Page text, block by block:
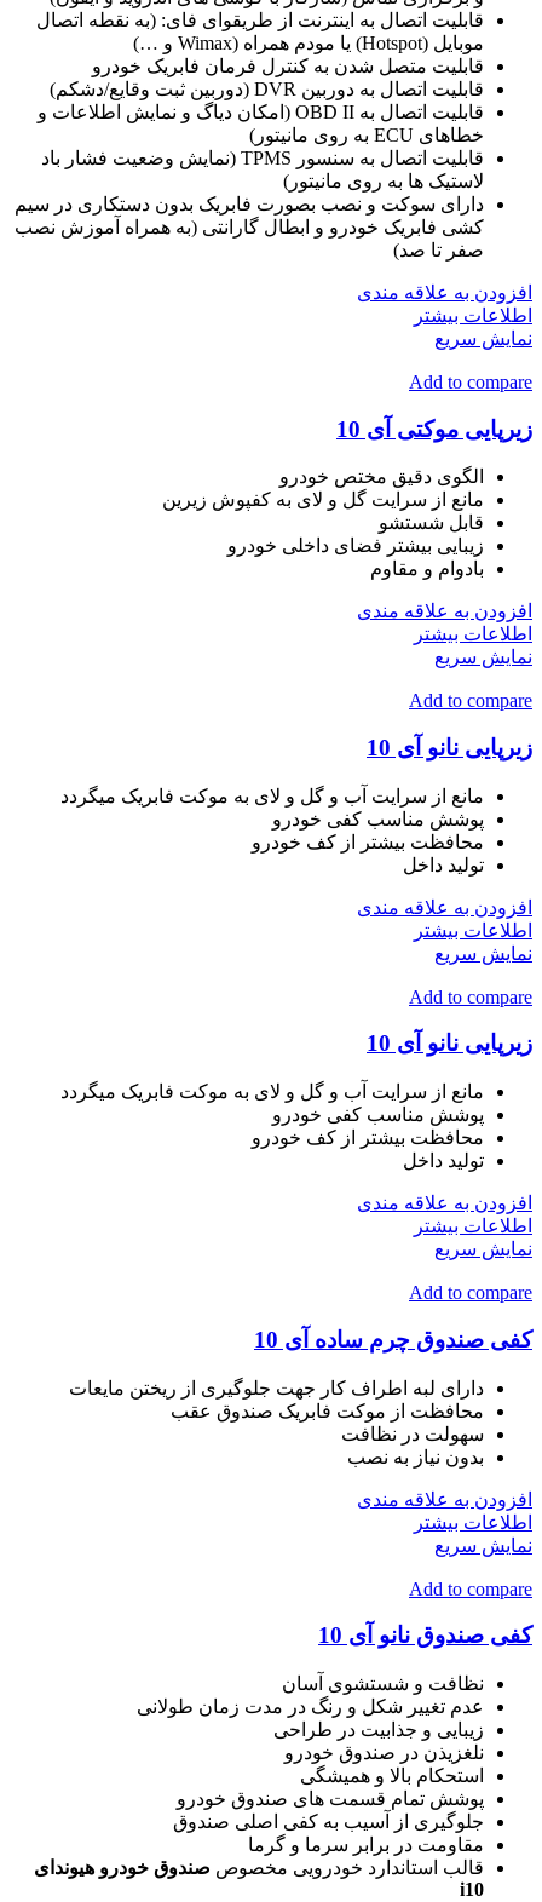
قابلیت اتصال به اینترنت از طریقوای فای: (به نقطه اتصال
موبایل (Hotspot) یا مودم همراه (Wimax و …)
قابلیت متصل شدن به کنترل فرمان فابریک خودرو
قابلیت اتصال به دوربین DVR (دوربین ثبت وقایع/دشکم)
قابلیت اتصال به OBD II (امکان دیاگ و نمایش اطلاعات و
خطاهای ECU به روی مانیتور)
قابلیت اتصال به سنسور TPMS (نمایش وضعیت فشار باد
لاستیک ها به روی مانیتور)
دارای سوکت و نصب بصورت فابریک بدون دستکاری در سیم
کشی فابریک خودرو و ابطال گارانتی (به همراه آموزش نصب
صفر تا صد)
افزودن به علاقه مندی
اطلاعات بیشتر
نمایش سریع
Add to compare
زیرپایی موکتی آی 10
الگوی دقیق مختص خودرو
مانع از سرایت گل و لای به کفپوش زیرین
قابل شستشو
زیبایی بیشتر فضای داخلی خودرو
بادوام و مقاوم
افزودن به علاقه مندی
اطلاعات بیشتر
نمایش سریع
Add to compare
زیرپایی نانو آی 10
مانع از سرایت آب و گل و لای به موکت فابریک میگردد
پوشش مناسب کفی خودرو
محافظت بیشتر از کف خودرو
تولید داخل
افزودن به علاقه مندی
اطلاعات بیشتر
نمایش سریع
Add to compare
زیرپایی نانو آی 10
مانع از سرایت آب و گل و لای به موکت فابریک میگردد
پوشش مناسب کفی خودرو
محافظت بیشتر از کف خودرو
تولید داخل
افزودن به علاقه مندی
اطلاعات بیشتر
نمایش سریع
Add to compare
کفی صندوق چرم ساده آی 10
دارای لبه اطراف کار جهت جلوگیری از ریختن مایعات
محافظت از موکت فابریک صندوق عقب
سهولت در نظافت
بدون نیاز به نصب
افزودن به علاقه مندی
اطلاعات بیشتر
نمایش سریع
Add to compare
کفی صندوق نانو آی 10
نظافت و شستشوی آسان
عدم تغییر شکل و رنگ در مدت زمان طولانی
زیبایی و جذابیت در طراحی
نلغزیذن در صندوق خودرو
استحکام بالا و همیشگی
پوشش تمام قسمت های صندوق خودرو
جلوگیری از آسیب به کفی اصلی صندوق
مقاومت در برابر سرما و گرما
قالب استاندارد خودرویی مخصوص صندوق خودرو هیوندای
i10